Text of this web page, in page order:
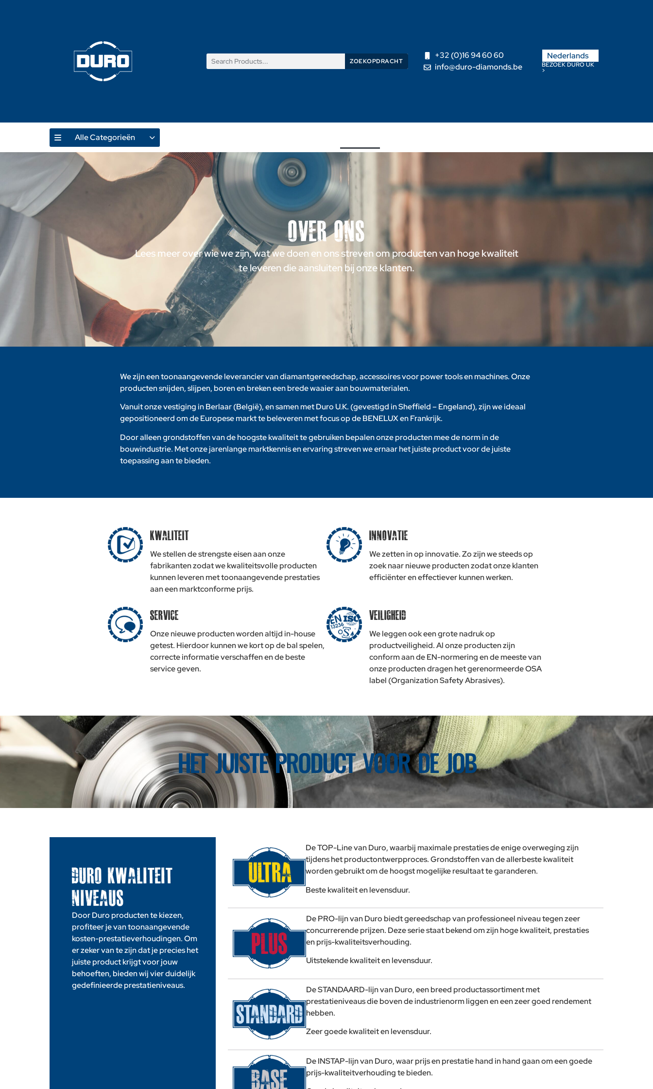
ZOEKOPDRACHT
+32 (0)16 94 60 60
info@duro-diamonds.be
Nederlands
Français
BEZOEK DURO UK
>
Alle Categorieën
Over ons
Lees meer over wie we zijn, wat we doen en ons streven om producten van hoge kwaliteit
te leveren die aansluiten bij onze klanten.
We zijn een toonaangevende leverancier van diamantgereedschap, accessoires voor power tools en machines. Onze
producten snijden, slijpen, boren en breken een brede waaier aan bouwmaterialen.
Vanuit onze vestiging in Berlaar (België), en samen met Duro U.K. (gevestigd in Sheffield – Engeland), zijn we ideaal
gepositioneerd om de Europese markt te beleveren met focus op de BENELUX en Frankrijk.
Door alleen grondstoffen van de hoogste kwaliteit te gebruiken bepalen onze producten mee de norm in de
bouwindustrie. Met onze jarenlange marktkennis en ervaring streven we ernaar het juiste product voor de juiste
toepassing aan te bieden.
Kwaliteit
We stellen de strengste eisen aan onze
fabrikanten zodat we kwaliteitsvolle producten
kunnen leveren met toonaangevende prestaties
aan een marktconforme prijs.
Innovatie
We zetten in op innovatie. Zo zijn we steeds op
zoek naar nieuwe producten zodat onze klanten
efficiënter en effectiever kunnen werken.
Service
Onze nieuwe producten worden altijd in-house
getest. Hierdoor kunnen we kort op de bal spelen,
correcte informatie verschaffen en de beste
service geven.
Veiligheid
We leggen ook een grote nadruk op
productveiligheid. Al onze producten zijn
conform aan de EN-normering en de meeste van
onze producten dragen het gerenormeerde OSA
label (Organization Safety Abrasives).​
HET JUISTE PRODUCT VOOR DE JOB
DURO KWALITEIT
NIVEAUS
Door Duro producten te kiezen,
profiteer je van toonaangevende
kosten-prestatieverhoudingen. Om
er zeker van te zijn dat je precies het
juiste product krijgt voor jouw
behoeften, bieden wij vier duidelijk
gedefinieerde prestatieniveaus.
De TOP-Line van Duro, waarbij maximale prestaties de enige overweging zijn
tijdens het productontwerpproces. Grondstoffen van de allerbeste kwaliteit
worden gebruikt om de hoogst mogelijke resultaat te garanderen.
Beste kwaliteit en levensduur.
De PRO-lijn van Duro biedt gereedschap van professioneel niveau tegen zeer
concurrerende prijzen. Deze serie staat bekend om zijn hoge kwaliteit, prestaties
en prijs-kwaliteitsverhouding.
Uitstekende kwaliteit en levensduur.
De STANDAARD-lijn van Duro, een breed productassortiment met
prestatieniveaus die boven de industrienorm liggen en een zeer goed rendement
hebben.
Zeer goede kwaliteit en levensduur.
De INSTAP-lijn van Duro, waar prijs en prestatie hand in hand gaan om een goede
prijs-kwaliteitverhouding te bieden.